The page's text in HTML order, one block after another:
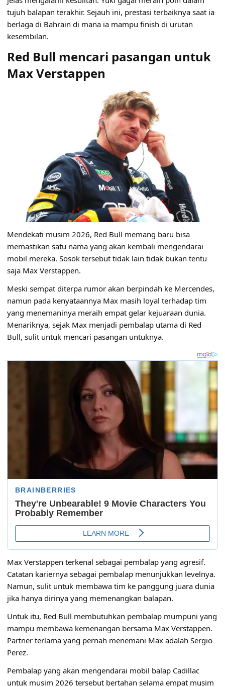
tujuh balapan terakhir. Sejauh ini, prestasi terbaiknya saat ia
berlaga di Bahrain di mana ia mampu finish di urutan
kesembilan.
Red Bull mencari pasangan untuk
Max Verstappen
Mendekati musim 2026, Red Bull memang baru bisa
memastikan satu nama yang akan kembali mengendarai
mobil mereka. Sosok tersebut tidak lain tidak bukan tentu
saja Max Verstappen.
Meski sempat diterpa rumor akan berpindah ke Mercendes,
namun pada kenyataannya Max masih loyal terhadap tim
yang menemaninya meraih empat gelar kejuaraan dunia.
Menariknya, sejak Max menjadi pembalap utama di Red
Bull, sulit untuk mencari pasangan untuknya.
Max Verstappen terkenal sebagai pembalap yang agresif.
Catatan kariernya sebagai pembalap menunjukkan levelnya.
Namun, sulit untuk membawa tim ke panggung juara dunia
jika hanya dirinya yang memenangkan balapan.
Untuk itu, Red Bull membutuhkan pembalap mumpuni yang
mampu membawa kemenangan bersama Max Verstappen.
Partner terlama yang pernah menemani Max adalah Sergio
Perez.
Pembalap yang akan mengendarai mobil balap Cadillac
untuk musim 2026 tersebut bertahan selama empat musim